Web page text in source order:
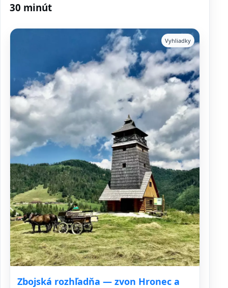
30 minút
Zbojská rozhľadňa — zvon Hronec a
Vyhliadky